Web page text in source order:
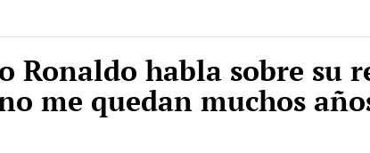
Ronaldo habla sobre su
me quedan muchos